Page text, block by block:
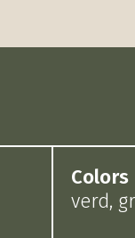
Colors
verd,